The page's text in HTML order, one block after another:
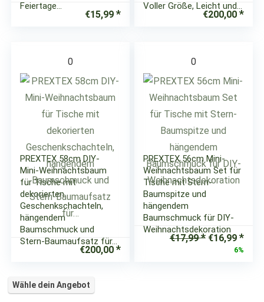
Feiertage…
€15,99
Voller Größe, Leicht und…
€200,00
0
PREXTEX 58cm DIY-
Mini-Weihnachtsbaum
für Tische mit
dekorierten
Geschenkschachteln,
hängendem
Baumschmuck und
Stern-Baumaufsatz für…
€200,00
0
PREXTEX 56cm Mini-
Weihnachtsbaum Set für
Tische mit Stern-
Baumspitze und
hängendem
Baumschmuck für DIY-
Weihnachtsdekoration
€17,99 €16,99
6%
Wähle dein Angebot